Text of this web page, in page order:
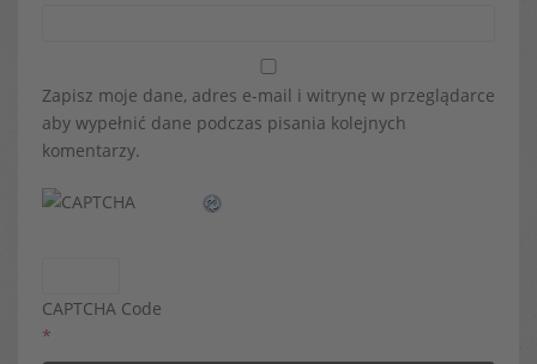
Zapisz moje dane, adres e-mail i witrynę w przeglądarce
aby wypełnić dane podczas pisania kolejnych
komentarzy.
CAPTCHA Code
*